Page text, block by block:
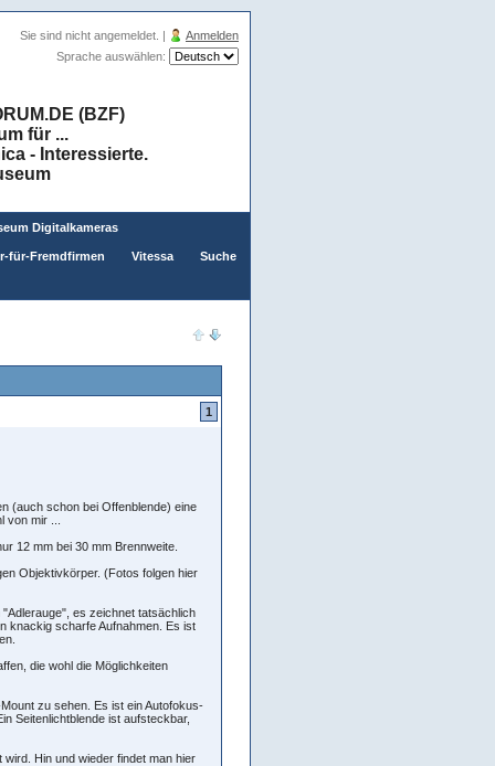
Sie sind nicht angemeldet. |
Anmelden
Sprache auswählen:
(BZF)
für ...
- Interessierte.
Digitalkameras
für-Fremdfirmen Vitessa Suche
1
(auch schon bei Offenblende) eine
mir ...
12 mm bei 30 mm Brennweite.
Objektivkörper. (Fotos folgen hier
es zeichnet tatsächlich
knackig scharfe Aufnahmen. Es ist
die wohl die Möglichkeiten
zu sehen. Es ist ein Autofokus-
Seitenlichtblende ist aufsteckbar,
Hin und wieder findet man hier